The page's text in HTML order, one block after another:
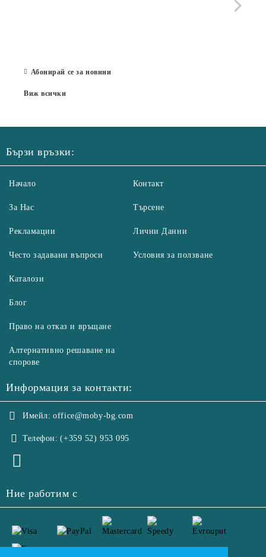
Абонирай се за новини
Виж всички
Бързи връзки:
Начало
За Нас
Рекламации
Често задавани въпроси
Контакт
Търсене
Лични Данни
Условия за ползване
Каталози
Блог
Право на отказ и връщане
Алтернативно решаване на
спорове
Информация за контакти:
Имейл: office@moby-bg.com
Телефон: (+359 52) 953 095
Ние работим с